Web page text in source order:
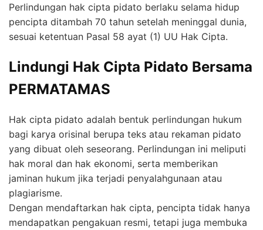
Perlindungan hak cipta pidato berlaku selama hidup
pencipta ditambah 70 tahun setelah meninggal dunia,
sesuai ketentuan Pasal 58 ayat (1) UU Hak Cipta.
Lindungi Hak Cipta Pidato Bersama
PERMATAMAS
Hak cipta pidato adalah bentuk perlindungan hukum
bagi karya orisinal berupa teks atau rekaman pidato
yang dibuat oleh seseorang. Perlindungan ini meliputi
hak moral dan hak ekonomi, serta memberikan
jaminan hukum jika terjadi penyalahgunaan atau
plagiarisme.
Dengan mendaftarkan hak cipta, pencipta tidak hanya
mendapatkan pengakuan resmi, tetapi juga membuka